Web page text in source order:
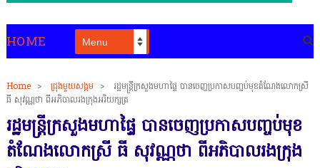
HOME
Home > ជ្រុងមួយសង្គម >
រដ្ឋមន្ត្រីក្រសួងមហាផ្ទៃ បានចេញប្រកាសបញ្ចប់មុខតំណែងលោកស្រី
ធី សុវណ្ណថា ពីអភិបាលរងក្រុងអរិយក្សត្រ
រដ្ឋមន្ត្រីក្រសួងមហាផ្ទៃ បានចេញប្រកាសបញ្ចប់មុខ
តំណែងលោកស្រី ធី សុវណ្ណថា ពីអភិបាលរងក្រុង